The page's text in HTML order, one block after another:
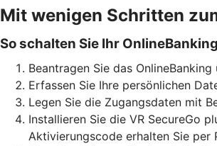
Mit wenigen Schritten
So schalten Sie Ihr
Beantragen Sie das
Erfassen Sie Ihre persönlichen
Legen Sie die Zugangsdaten mit
Installieren Sie die VR SecureGo
Aktivierungscode erhalten Sie